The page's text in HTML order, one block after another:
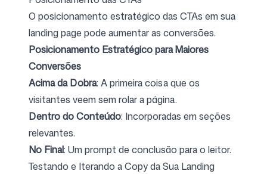
O posicionamento estratégico das CTAs em sua
landing page pode aumentar as conversões.
Posicionamento Estratégico para Maiores
Conversões
Acima da Dobra: A primeira coisa que os
visitantes veem sem rolar a página.
Dentro do Conteúdo: Incorporadas em seções
relevantes.
No Final: Um prompt de conclusão para o leitor.
Testando e Iterando a Copy da Sua Landing